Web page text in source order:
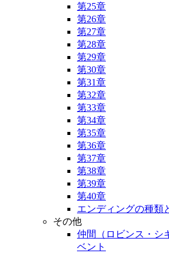
第25章
第26章
第27章
第28章
第29章
第30章
第31章
第32章
第33章
第34章
第35章
第36章
第37章
第38章
第39章
第40章
エンディングの種類
その他
仲間（ロビンス・シ
ベント